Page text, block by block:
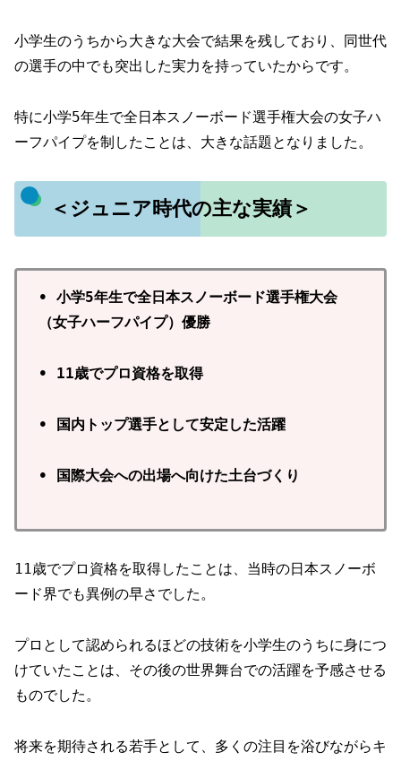
小学生のうちから大きな大会で結果を残しており、同世代
の選手の中でも突出した実力を持っていたからです。
特に小学5年生で全日本スノーボード選手権大会の女子ハ
ーフパイプを制したことは、大きな話題となりました。
＜ジュニア時代の主な実績＞
• 小学5年生で全日本スノーボード選手権大会
（女子ハーフパイプ）優勝
• 11歳でプロ資格を取得
• 国内トップ選手として安定した活躍
• 国際大会への出場へ向けた土台づくり
11歳でプロ資格を取得したことは、当時の日本スノーボ
ード界でも異例の早さでした。
プロとして認められるほどの技術を小学生のうちに身につ
けていたことは、その後の世界舞台での活躍を予感させる
ものでした。
将来を期待される若手として、多くの注目を浴びながらキ